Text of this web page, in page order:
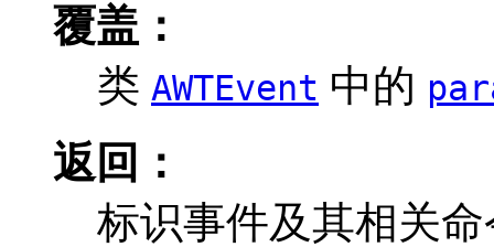
覆盖：
类 AWTEvent 中的
返回：
标识事件及其相关